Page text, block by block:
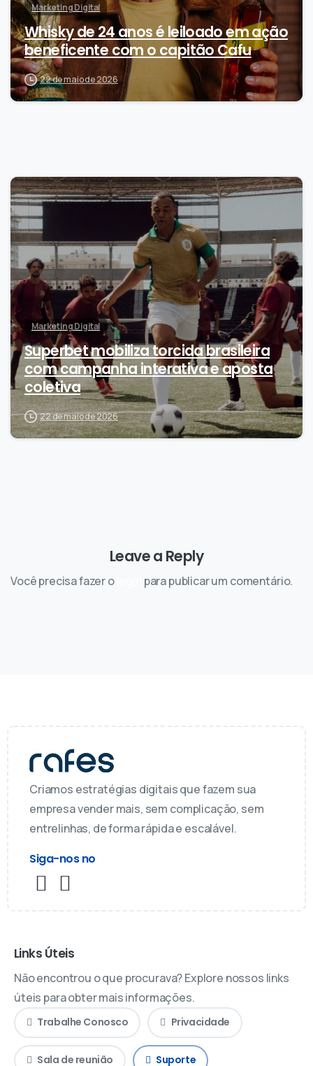
Marketing Digital
Whisky de 24 anos é leiloado em ação
beneficente com o capitão Cafu
22 de maio de 2026
Marketing Digital
Superbet mobiliza torcida brasileira
com campanha interativa e aposta
coletiva
22 de maio de 2026
Leave a Reply
Você precisa fazer o para publicar um comentário.
Criamos estratégias digitais que fazem sua
empresa vender mais, sem complicação, sem
entrelinhas, de forma rápida e escalável.
Siga-nos no
Links Úteis
Não encontrou o que procurava? Explore nossos links
úteis para obter mais informações.
Trabalhe Conosco Privacidade
Sala de reunião Suporte